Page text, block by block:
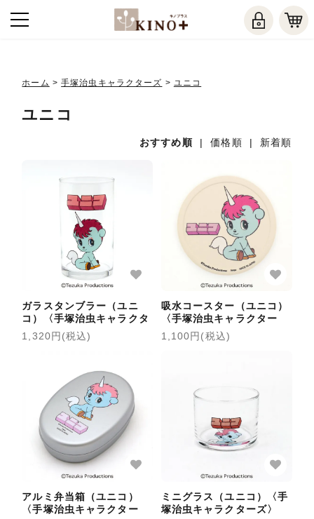
ホーム >手塚治虫キャラクターズ > ユニコ
ユニコ
おすすめ順|価格順 | 新着順
ガラスタンブラー（ユニ
コ）〈手塚治虫キャラクタ
ーズ〉
1,320円(税込)
吸水コースター（ユニコ）
〈手塚治虫キャラクター
ズ〉
1,100円(税込)
アルミ弁当箱（ユニコ）
〈手塚治虫キャラクター
ミニグラス（ユニコ）〈手
塚治虫キャラクターズ〉